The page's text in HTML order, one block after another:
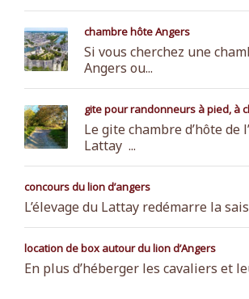
chambre hôte Angers
Si vous cherchez une
Angers ou...
gite pour randonneurs à pied, à
Le gite chambre d’hôte de
Lattay ...
concours du lion d’angers
L’élevage du Lattay redémarre la
location de box autour du lion d’Angers
En plus d’héberger les cavaliers et